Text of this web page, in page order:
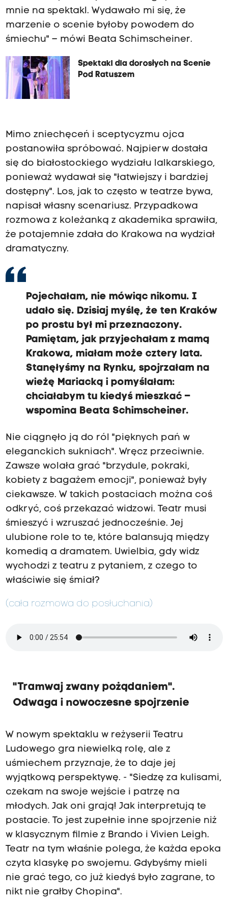
mnie na spektakl. Wydawało mi się, że
marzenie o scenie byłoby powodem do
śmiechu" – mówi Beata Schimscheiner.
Spektakl dla dorosłych na Scenie
Pod Ratuszem
Mimo zniechęceń i sceptycyzmu ojca
postanowiła spróbować. Najpierw dostała
się do białostockiego wydziału lalkarskiego,
ponieważ wydawał się "łatwiejszy i bardziej
dostępny". Los, jak to często w teatrze bywa,
napisał własny scenariusz. Przypadkowa
rozmowa z koleżanką z akademika sprawiła,
że potajemnie zdała do Krakowa na wydział
dramatyczny.
Pojechałam, nie mówiąc nikomu. I
udało się. Dzisiaj myślę, że ten Kraków
po prostu był mi przeznaczony.
Pamiętam, jak przyjechałam z mamą
Krakowa, miałam może cztery lata.
Stanęłyśmy na Rynku, spojrzałam na
wieżę Mariacką i pomyślałam:
chciałabym tu kiedyś mieszkać –
wspomina Beata Schimscheiner.
Nie ciągnęło ją do ról "pięknych pań w
eleganckich sukniach". Wręcz przeciwnie.
Zawsze wolała grać "brzydule, pokraki,
kobiety z bagażem emocji", ponieważ były
ciekawsze. W takich postaciach można coś
odkryć, coś przekazać widzowi. Teatr musi
śmieszyć i wzruszać jednocześnie. Jej
ulubione role to te, które balansują między
komedią a dramatem. Uwielbia, gdy widz
wychodzi z teatru z pytaniem, z czego to
właściwie się śmiał?
(cała rozmowa do posłuchania)
"Tramwaj zwany pożądaniem".
Odwaga i nowoczesne spojrzenie
W nowym spektaklu w reżyserii Teatru
Ludowego gra niewielką rolę, ale z
uśmiechem przyznaje, że to daje jej
wyjątkową perspektywę. - "Siedzę za kulisami,
czekam na swoje wejście i patrzę na
młodych. Jak oni grają! Jak interpretują te
postacie. To jest zupełnie inne spojrzenie niż
w klasycznym filmie z Brando i Vivien Leigh.
Teatr na tym właśnie polega, że każda epoka
czyta klasykę po swojemu. Gdybyśmy mieli
nie grać tego, co już kiedyś było zagrane, to
nikt nie grałby Chopina".